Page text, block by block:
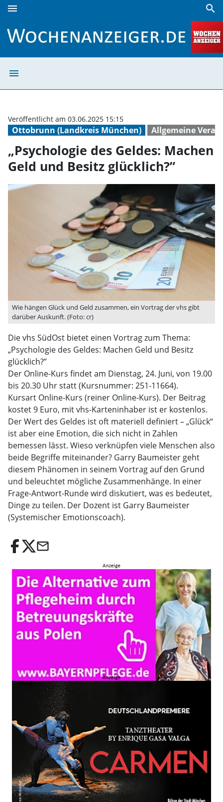
menu search
menu
Ottobrunn (Landkreis München) Allgemeine
Veröffentlicht am 03.06.2025 15:15
„Psychologie des Geldes: Machen
Geld und Besitz glücklich?”
Wie hängen Glück und Geld zusammen, ein Vortrag der vhs gibt
darüber Auskunft. (Foto: cr)
Die vhs SüdOst bietet einen Vortrag zum Thema:
„Psychologie des Geldes: Machen Geld und Besitz
glücklich?”
Der Online-Kurs findet am Dienstag, 24. Juni, von 19.00
bis 20.30 Uhr statt (Kursnummer: 251-11664).
Kursart Online-Kurs (reiner Online-Kurs). Der Beitrag
kostet 9 Euro, mit vhs-Karteninhaber ist er kostenlos.
Der Wert des Geldes ist oft materiell definiert – „Glück“
ist aber eine Emotion, die sich nicht in Zahlen
bemessen lässt. Wieso verknüpfen viele Menschen also
beide Begriffe miteinander? Garry Baumeister geht
diesem Phänomen in seinem Vortrag auf den Grund
und beleuchtet mögliche Zusammenhänge. In einer
Frage-Antwort-Runde wird diskutiert, was es bedeutet,
Dinge zu teilen. Der Dozent ist Garry Baumeister
(Systemischer Emotionscoach).
email